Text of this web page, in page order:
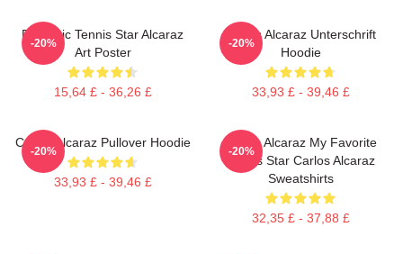
Dynamic Tennis Star Alcaraz
Art Poster
15,64 £ - 36,26 £
-20%
Carlos Alcaraz Unterschrift
Hoodie
33,93 £ - 39,46 £
-20%
Carlos Alcaraz Pullover Hoodie
33,93 £ - 39,46 £
-20%
Carlos Alcaraz My Favorite
Tennis Star Carlos Alcaraz
Sweatshirts
32,35 £ - 37,88 £
-20%